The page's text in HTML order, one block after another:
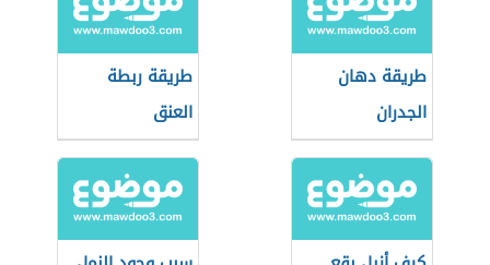
طريقة دهان
الجدران
طريقة ربطة
العنق